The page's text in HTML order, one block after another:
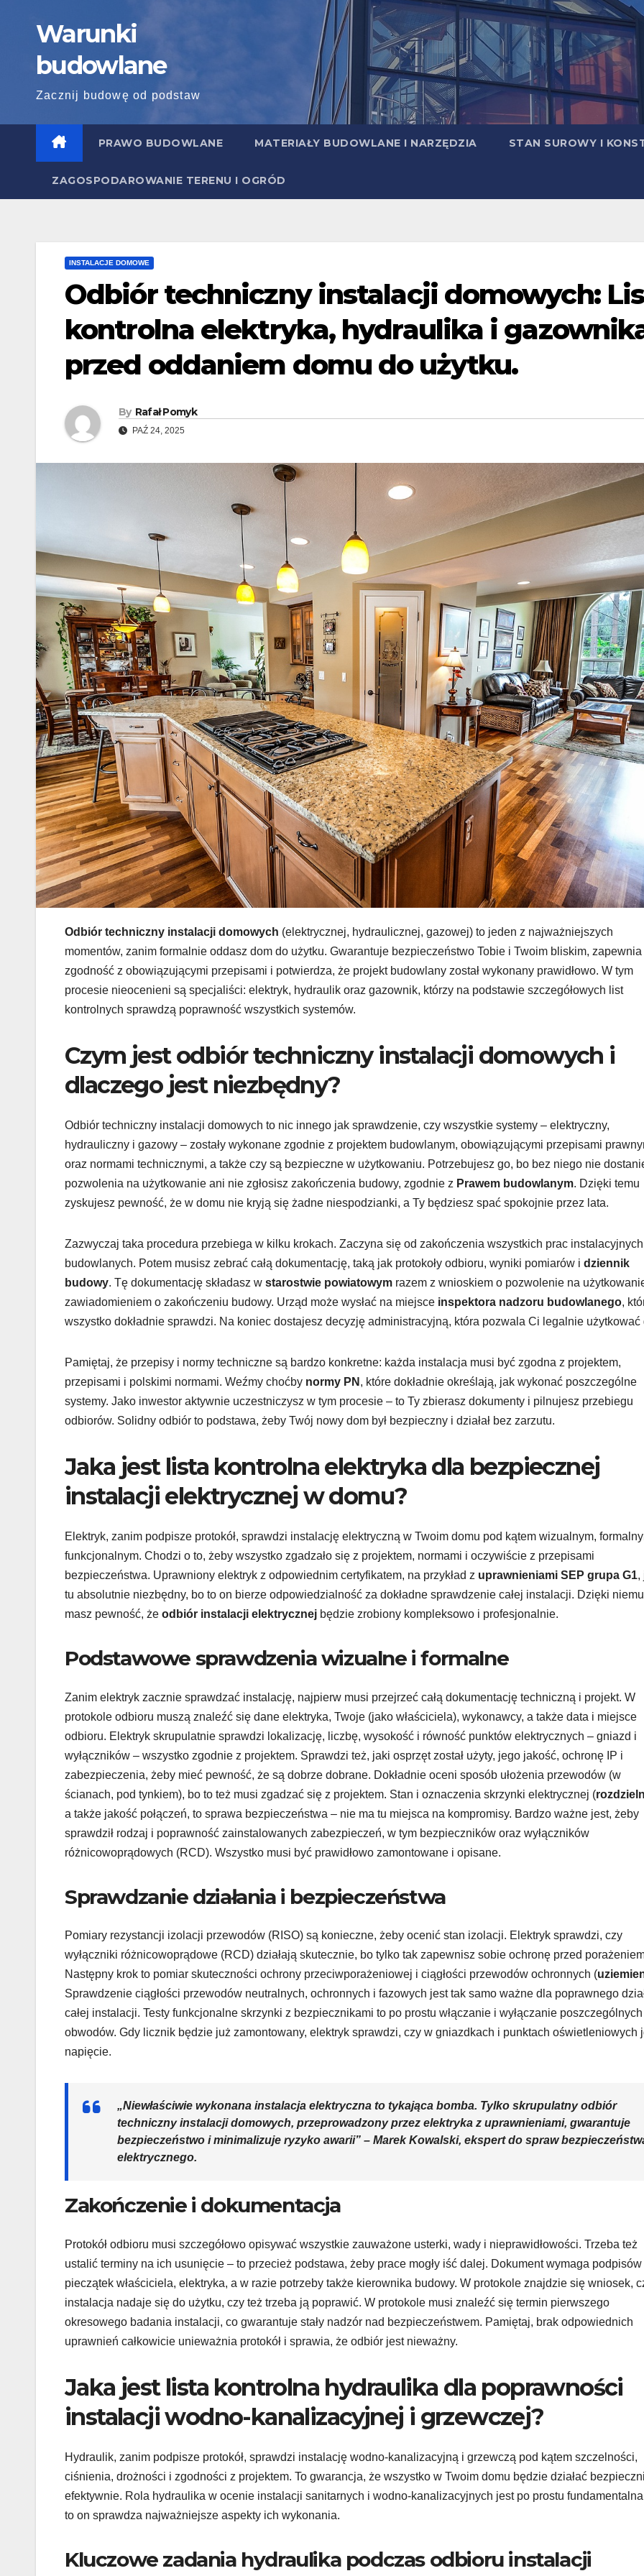
Warunki
budowlane
Zacznij budowę od podstaw
PRAWO BUDOWLANE MATERIAŁY BUDOWLANE I NARZĘDZIA STAN SUROWY I
ZAGOSPODAROWANIE TERENU I OGRÓD
INSTALACJE DOMOWE
Odbiór techniczny instalacji domowych:
kontrolna elektryka, hydraulika i
przed oddaniem domu do użytku.
By Rafał Pomyk
PAŹ 24, 2025
Odbiór techniczny instalacji domowych (elektrycznej, hydraulicznej, gazowej) to jeden z najważniejszych
momentów, zanim formalnie oddasz dom do użytku. Gwarantuje bezpieczeństwo Tobie i Twoim bliskim, zapewnia
zgodność z obowiązującymi przepisami i potwierdza, że projekt budowlany został wykonany prawidłowo. W tym
procesie nieocenieni są specjaliści: elektryk, hydraulik oraz gazownik, którzy na podstawie szczegółowych list
kontrolnych sprawdzą poprawność wszystkich systemów.
Czym jest odbiór techniczny instalacji domowych i
dlaczego jest niezbędny?
Odbiór techniczny instalacji domowych to nic innego jak sprawdzenie, czy wszystkie systemy – elektryczny,
hydrauliczny i gazowy – zostały wykonane zgodnie z projektem budowlanym, obowiązującymi przepisami
oraz normami technicznymi, a także czy są bezpieczne w użytkowaniu. Potrzebujesz go, bo bez niego nie
pozwolenia na użytkowanie ani nie zgłosisz zakończenia budowy, zgodnie z Prawem budowlanym. Dzięki temu
zyskujesz pewność, że w domu nie kryją się żadne niespodzianki, a Ty będziesz spać spokojnie przez lata.
Zazwyczaj taka procedura przebiega w kilku krokach. Zaczyna się od zakończenia wszystkich prac
budowlanych. Potem musisz zebrać całą dokumentację, taką jak protokoły odbioru, wyniki pomiarów i dziennik
budowy. Tę dokumentację składasz w starostwie powiatowym razem z wnioskiem o pozwolenie na
zawiadomieniem o zakończeniu budowy. Urząd może wysłać na miejsce inspektora nadzoru budowlanego,
wszystko dokładnie sprawdzi. Na koniec dostajesz decyzję administracyjną, która pozwala Ci legalnie użytkować
Pamiętaj, że przepisy i normy techniczne są bardzo konkretne: każda instalacja musi być zgodna z projektem,
przepisami i polskimi normami. Weźmy choćby normy PN , które dokładnie określają, jak wykonać poszczególne
systemy. Jako inwestor aktywnie uczestniczysz w tym procesie – to Ty zbierasz dokumenty i pilnujesz przebiegu
odbiorów. Solidny odbiór to podstawa, żeby Twój nowy dom był bezpieczny i działał bez zarzutu.
Jaka jest lista kontrolna elektryka dla bezpiecznej
instalacji elektrycznej w domu?
Elektryk, zanim podpisze protokół, sprawdzi instalację elektryczną w Twoim domu pod kątem wizualnym,
funkcjonalnym. Chodzi o to, żeby wszystko zgadzało się z projektem, normami i oczywiście z przepisami
bezpieczeństwa. Uprawniony elektryk z odpowiednim certyfikatem, na przykład z uprawnieniami SEP grupa G1,
tu absolutnie niezbędny, bo to on bierze odpowiedzialność za dokładne sprawdzenie całej instalacji. Dzięki niemu
masz pewność, że odbiór instalacji elektrycznej będzie zrobiony kompleksowo i profesjonalnie.
Podstawowe sprawdzenia wizualne i formalne
Zanim elektryk zacznie sprawdzać instalację, najpierw musi przejrzeć całą dokumentację techniczną i projekt. W
protokole odbioru muszą znaleźć się dane elektryka, Twoje (jako właściciela), wykonawcy, a także data i miejsce
odbioru. Elektryk skrupulatnie sprawdzi lokalizację, liczbę, wysokość i równość punktów elektrycznych – gniazd i
wyłączników – wszystko zgodnie z projektem. Sprawdzi też, jaki osprzęt został użyty, jego jakość, ochronę IP i
zabezpieczenia, żeby mieć pewność, że są dobrze dobrane. Dokładnie oceni sposób ułożenia przewodów (w
ścianach, pod tynkiem), bo to też musi zgadzać się z projektem. Stan i oznaczenia skrzynki elektrycznej (
a także jakość połączeń, to sprawa bezpieczeństwa – nie ma tu miejsca na kompromisy. Bardzo ważne jest, żeby
sprawdził rodzaj i poprawność zainstalowanych zabezpieczeń, w tym bezpieczników oraz wyłączników
różnicowoprądowych (RCD). Wszystko musi być prawidłowo zamontowane i opisane.
Sprawdzanie działania i bezpieczeństwa
Pomiary rezystancji izolacji przewodów (RISO) są konieczne, żeby ocenić stan izolacji. Elektryk sprawdzi, czy
wyłączniki różnicowoprądowe (RCD) działają skutecznie, bo tylko tak zapewnisz sobie ochronę przed
Następny krok to pomiar skuteczności ochrony przeciwporażeniowej i ciągłości przewodów ochronnych (
Sprawdzenie ciągłości przewodów neutralnych, ochronnych i fazowych jest tak samo ważne dla poprawnego
całej instalacji. Testy funkcjonalne skrzynki z bezpiecznikami to po prostu włączanie i wyłączanie poszczególnych
obwodów. Gdy licznik będzie już zamontowany, elektryk sprawdzi, czy w gniazdkach i punktach oświetleniowych
napięcie.
„Niewłaściwie wykonana instalacja elektryczna to tykająca bomba. Tylko skrupulatnyodbiór
techniczny instalacji domowych, przeprowadzony przez elektryka z uprawnieniami, gwarantuje
bezpieczeństwo i minimalizuje ryzyko awarii” – Marek Kowalski, ekspert do spraw
elektrycznego.
Zakończenie i dokumentacja
Protokół odbioru musi szczegółowo opisywać wszystkie zauważone usterki, wady i nieprawidłowości. Trzeba też
ustalić terminy na ich usunięcie – to przecież podstawa, żeby prace mogły iść dalej. Dokument wymaga podpisów
pieczątek właściciela, elektryka, a w razie potrzeby także kierownika budowy. W protokole znajdzie się wniosek,
instalacja nadaje się do użytku, czy też trzeba ją poprawić. W protokole musi znaleźć się termin pierwszego
okresowego badania instalacji, co gwarantuje stały nadzór nad bezpieczeństwem. Pamiętaj, brak odpowiednich
uprawnień całkowicie unieważnia protokół i sprawia, że odbiór jest nieważny.
Jaka jest lista kontrolna hydraulika dla poprawności
instalacji wodno-kanalizacyjnej i grzewczej?
Hydraulik, zanim podpisze protokół, sprawdzi instalację wodno-kanalizacyjną i grzewczą pod kątem szczelności,
ciśnienia, drożności i zgodności z projektem. To gwarancja, że wszystko w Twoim domu będzie działać
efektywnie. Rola hydraulika w ocenie instalacji sanitarnych i wodno-kanalizacyjnych jest po prostu
to on sprawdza najważniejsze aspekty ich wykonania.
Kluczowe zadania hydraulika podczas odbioru instalacji